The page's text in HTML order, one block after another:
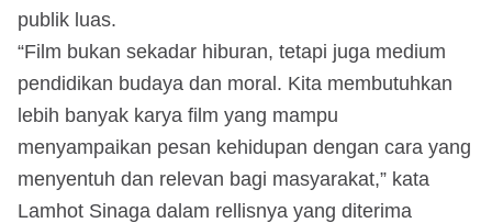
publik luas.
“Film bukan sekadar hiburan, tetapi juga medium
pendidikan budaya dan moral. Kita membutuhkan
lebih banyak karya film yang mampu
menyampaikan pesan kehidupan dengan cara yang
menyentuh dan relevan bagi masyarakat,” kata
Lamhot Sinaga dalam rellisnya yang diterima